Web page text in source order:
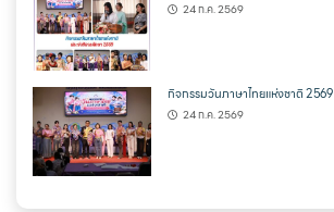
24 ก.ค. 2569
กิจกรรมวันภาษาไทยแห่งชาติ 2569
24 ก.ค. 2569